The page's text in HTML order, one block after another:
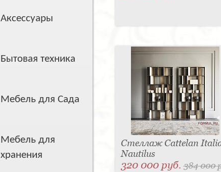
Аксессуары
Бытовая техника
Мебель для Сада
Мебель для
хранения
Стеллаж Cattelan
Nautilus
320 000 руб.384 000